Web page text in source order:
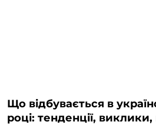
Що відбувається в
році: тенденції,